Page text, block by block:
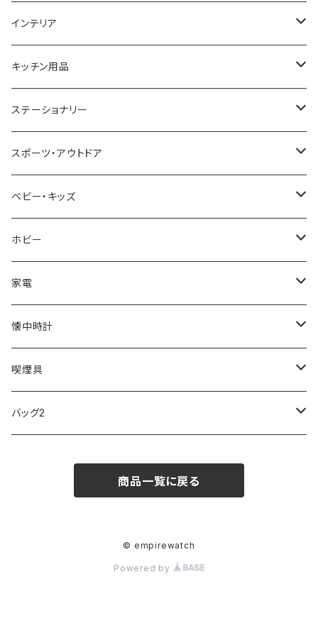
GAGA MILANO
CACTUS
TIMEX
NIXON
AVALANCHE
ORIENT
ZEPPELIN
SKAGEN
FOOTBALL WATCHES
ARCA FUTURA
MICHAEL KORS
NO BRAND
SAAMA HOMME
ARNOLD PALMER
MICHAEL KORS
DIESEL
ALV
Merge
ETTINGER
COACH
BVLGARI
VANQUISH
FOLLI FOLLIE
POLICE
PAUL HEWITT
22designstudio
BOTTEGA VENETA
EMPORIO ARMANI
CALVIN KLEIN
DANIEL WELLINGTON
SWAROVSKI
VIVIENNE WESTWOOD
栃木レザー
NIKE
DUNHILL
NEWYORKER
OROBIANCO
Ellese
COLEMAN
MONTBLANC
Fashion Accessory Cllection
ISLAND
MANHATTAN PORTAGE
United HOMME
RODANIA
BEAMZSQUARE
BLAZER CLUB
ANDY HAWARD
G GUSTO
GULLWING
LESPORTSAC
PRADA
インテリア
CRYSTOCRAFT
SEIKO
CITIZEN
BRAUN
RHYTHM
BLOSSOM
MONDAINE
MAWA
その他
キッチン用品
I'mD
Helios
VALENTINO VISCANI
ステーショナリー
LAMY
WATERMAN
PARKER
PELIKAN
CROSS
MONTBLANC
SWAROVSKI
スポーツ・アウトドア
Trangia
Barebones
FEUERHAND
CASIO
ベビー・キッズ
ふわりぃ
ERGO BABY
ホビー
その他
AMOS
OMMIX
COACH
家電
CREATE
TORAY
OMRON
SPICE OF LIFE
懐中時計
MONDAINE
喫煙具
ZIPPO
TSUBOTA PEARL
バッグ2
商品一覧に戻る
© empirewatch
Powered by